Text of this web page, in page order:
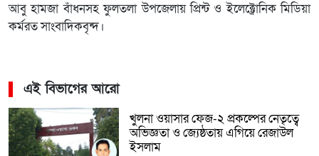
আবু হামজা বাঁধনসহ ফুলতলা উপজেলায় প্রিন্ট ও ইলেক্ট্রোনিক মিডিয়া
কর্মরত সাংবাদিকবৃন্দ।
এই বিভাগের আরো
খুলনা ওয়াসার ফেজ-২ প্রকল্পের নেতৃত্বে
অভিজ্ঞতা ও জ্যেষ্ঠতায় এগিয়ে রেজাউল
ইসলাম